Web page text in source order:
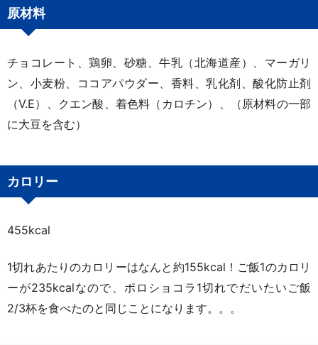
原材料
チョコレート、鶏卵、砂糖、牛乳（北海道産）、マーガリ
ン、小麦粉、ココアパウダー、香料、乳化剤、酸化防止剤
（V.E）、クエン酸、着色料（カロチン）、（原材料の一部
に大豆を含む）
カロリー
455kcal
1切れあたりのカロリーはなんと約155kcal！ご飯1のカロリ
ーが235kcalなので、ポロショコラ1切れでだいたいご飯
2/3杯を食べたのと同じことになります。。。